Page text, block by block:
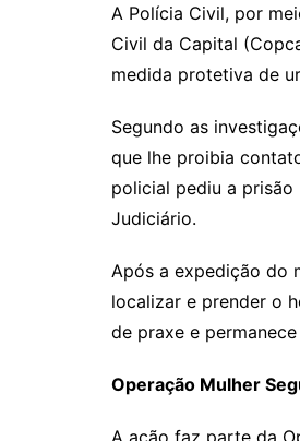
A Polícia Civil, por
Civil da Capital
medida protetiva de
Segundo as
que lhe proibia
policial pediu a
Judiciário.
Após a expedição do
localizar e prender o
de praxe e
Operação Mulher
A ação faz parte da